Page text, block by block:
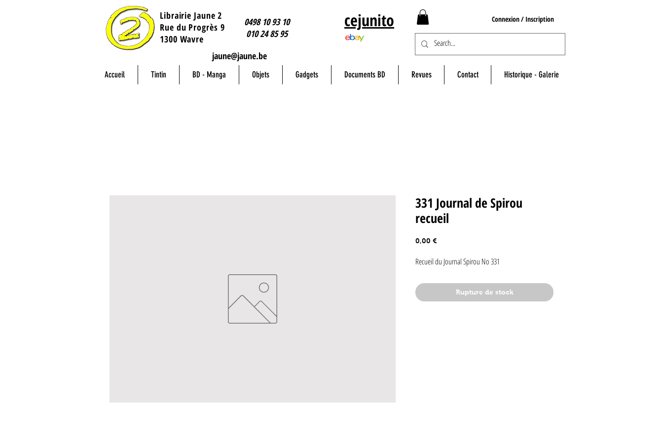
Librairie Jaune 2
​Rue du Progrès 9
1300 Wavre
0498 10 93 10
010 24 85 95
jaune@jaune.be
cejunito Connexion / Inscription
Accueil Tintin BD - Manga Objets Gadgets Documents BD Revues Contact Historique - Galerie
331 Journal de Spirou
recueil
0,00 €
Recueil du Journal Spirou No 331
Rupture de stock